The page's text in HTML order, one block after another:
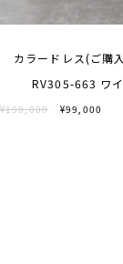
カラードレス(ご購
RV305-663 ワ
¥198,000 ¥99,000